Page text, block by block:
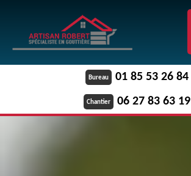
Bureau 01 85 53 26 84
Chantier 06 27 83 63 19